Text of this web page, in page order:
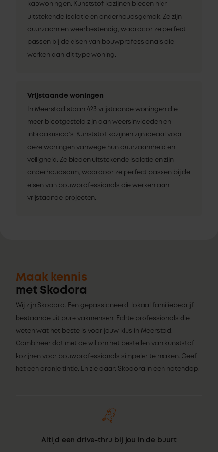
kapwoningen. Kunststof kozijnen bieden hier
uitstekende isolatie en onderhoudsgemak. Ze zijn
duurzaam en weerbestendig, waardoor ze perfect
passen bij de eisen van bouwprofessionals die
werken aan dit type woning.
Vrijstaande woningen
In Meerstad staan 423 vrijstaande woningen die
meer blootgesteld zijn aan weersinvloeden en
inbraakrisico’s. Kunststof kozijnen zijn ideaal voor
deze woningen vanwege hun duurzaamheid en
veiligheid. Ze bieden uitstekende isolatie en zijn
onderhoudsarm, waardoor ze perfect passen bij de
eisen van bouwprofessionals die werken aan
vrijstaande projecten.
Maak kennis
met Skodora
Wij zijn Skodora. Een gepassioneerd, lokaal familiebedrijf,
bestaande uit pure vakmensen. Echte professionals die
weten wat het beste is voor jouw klus in Meerstad.
Combineer dat met de wil om het bestellen van kunststof
kozijnen voor bouwprofessionals simpeler te maken. Geef
het een oranje tintje. En zie daar: Skodora in een notendop.
Altijd een drive-thru bij jou in de buurt